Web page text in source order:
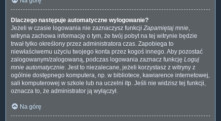
Dlaczego następuje automatyczne wylogowanie?
Jeżeli w czasie logowania nie zaznaczysz funkcji Zapamiętaj mnie,
witryna zachowa informację o tym, że twój pobyt na tej witrynie będzie
trwał tylko określony przez administratora czas. Zapobiega to
niewłaściwemu użyciu twojego konta przez kogoś innego. Aby pozostać
zalogowanym/zalogowaną, podczas logowania zaznacz funkcję Loguj
mnie automatycznie. Jest to niezalecane, jeżeli korzystasz z witryny z
ogólnie dostępnego komputera, np. w bibliotece, kawiarence internetowej,
sali komputerowej w szkole lub na uczelni itp. Jeśli nie widzisz tej funkcji,
oznacza to, że administrator ją wyłączył.
Na górę